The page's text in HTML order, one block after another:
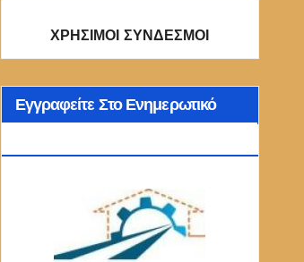
ΧΡΗΣΙΜΟΙ ΣΥΝΔΕΣΜΟΙ
Εγγραφείτε Στο Ενημερωτικό